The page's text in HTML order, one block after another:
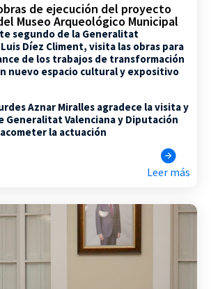
de ejecución del proyecto
Museo Arqueológico Municipal
segundo de la Generalitat
Díez Climent, visita las obras para
de los trabajos de transformación
nuevo espacio cultural y expositivo
Aznar Miralles agradece la visita y
Generalitat Valenciana y Diputación
la actuación
Leer más